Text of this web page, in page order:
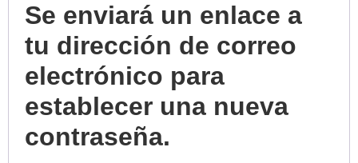
Se enviará un enlace a
tu dirección de correo
electrónico para
establecer una nueva
contraseña.